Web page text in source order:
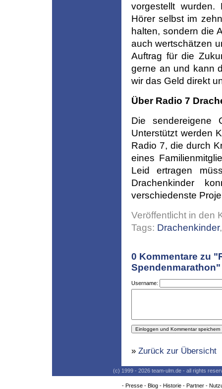
vorgestellt
Hörer selbst im
halten, sondern die
auch wertschätzen
Auftrag für die
gerne an und kann
wir das Geld direkt
Über Radio 7
Die sendereigene
Unterstützt werden
Radio 7, die durch
eines
Leid ertragen
Drachenkinder
verschiedenste
Veröffentlicht in den
Tags: Drachenkinder
0 Kommentare zu
Spendenmarathon"
Username:
» Zurück zur Übersicht
(c) 1999 - 2026 team-ulm.de - all rights
- Presse- Blog- Historie- Partner-